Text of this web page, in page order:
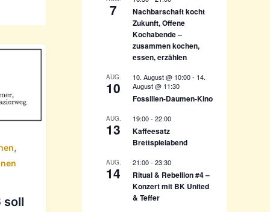
,
soll
7
Nachbarschaft kocht
Zukunft, Offene
Kochabende –
zusammen kochen,
essen, erzählen
AUG.
10
10. August @ 10:00- 14.
August @ 11:30
Fossilien-Daumen-Kino
AUG.
13
19:00- 22:00
Kaffeesatz
Brettspielabend
AUG.
14
21:00- 23:30
Ritual & Rebellion #4 –
Konzert mit BK United
& Teffer